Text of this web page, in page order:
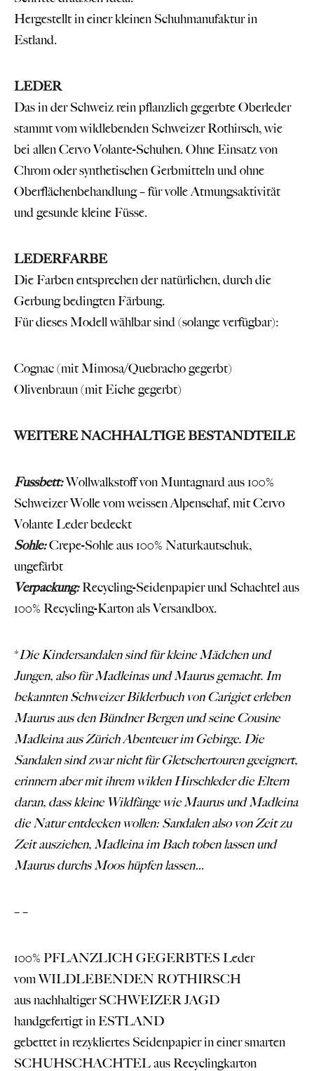
Hergestellt in einer kleinen Schuhmanufaktur in
Estland.
LEDER
Das in der Schweiz rein pflanzlich gegerbte Oberleder
stammt vom wildlebenden Schweizer Rothirsch, wie
bei allen Cervo Volante-Schuhen. Ohne Einsatz von
Chrom oder synthetischen Gerbmitteln und ohne
Oberflächenbehandlung – für volle Atmungsaktivität
und gesunde kleine Füsse.
LEDERFARBE
Die Farben entsprechen der natürlichen, durch die
Gerbung bedingten Färbung.
Für dieses Modell wählbar sind (solange verfügbar):
Cognac (mit Mimosa/Quebracho gegerbt)
Olivenbraun (mit Eiche gegerbt)
WEITERE NACHHALTIGE BESTANDTEILE
Fussbett:Wollwalkstoff vonMuntagnardaus 100%
Schweizer Wolle vom weissen Alpenschaf, mit Cervo
Volante Leder bedeckt
Sohle:Crepe-Sohle aus 100% Naturkautschuk,
ungefärbt
Verpackung: Recycling-Seidenpapier und Schachtel aus
100% Recycling-Karton als Versandbox.
*Die Kindersandalen sind für kleine Mädchen und
Jungen, also für Madleinas und Maurus gemacht. Im
bekannten Schweizer Bilderbuch von Carigiet erleben
Maurus aus den Bündner Bergen und seine Cousine
Madleina aus Zürich Abenteuer im Gebirge. Die
Sandalen sind zwar nicht für Gletschertouren geeignert,
erinnern aber mit ihrem wilden Hirschleder die Eltern
daran, dass kleine Wildfänge wie Maurus und Madleina
die Natur entdecken wollen: Sandalen also von Zeit zu
Zeit ausziehen, Madleina im Bach toben lassen und
Maurus durchs Moos hüpfen lassen…
– –
100% PFLANZLICH GEGERBTES Leder
vom WILDLEBENDEN ROTHIRSCH
aus nachhaltiger SCHWEIZER JAGD
handgefertigt in ESTLAND
gebettet in rezykliertes Seidenpapier in einer smarten
SCHUHSCHACHTEL aus Recyclingkarton